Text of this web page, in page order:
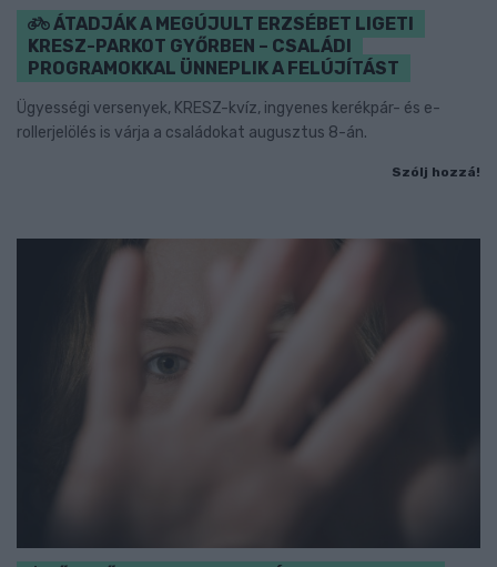
ÁTADJÁK A MEGÚJULT ERZSÉBET LIGETI
KRESZ-PARKOT GYŐRBEN – CSALÁDI
PROGRAMOKKAL ÜNNEPLIK A FELÚJÍTÁST
Ügyességi versenyek, KRESZ-kvíz, ingyenes kerékpár- és e-
rollerjelölés is várja a családokat augusztus 8-án.
Szólj hozzá!